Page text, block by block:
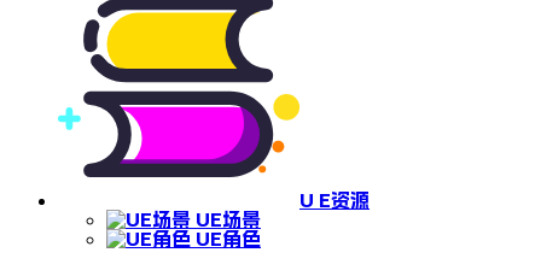
U E资源
UE场景
UE角色